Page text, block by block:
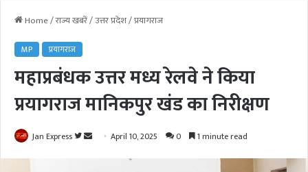
Home/राज्य खबरें/उत्तर प्रदेश/प्रयागराज
MP प्रयागराज
महाप्रबंधक उत्तर मध्य रेलवे ने किया
प्रयागराज मानिकपुर खंड का निरीक्षण
Jan Express
F
April 10, 2025 0 1 minute read